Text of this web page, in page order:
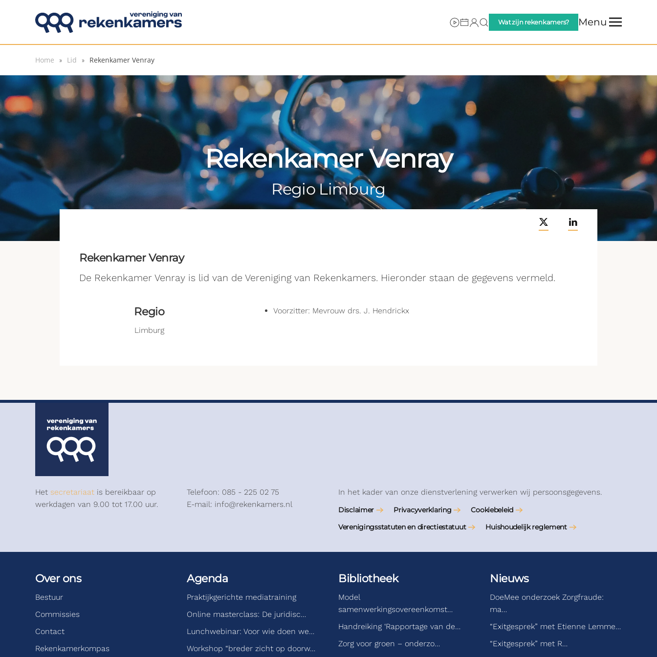
Overslaan en naar de inhoud gaan
Wat zijn rekenkamers? Menu
Home Lid Rekenkamer Venray
Rekenkamer Venray
Regio Limburg
Rekenkamer Venray
De Rekenkamer Venray is lid van de Vereniging van Rekenkamers. Hieronder staan de gegevens vermeld.
Regio
Limburg
Voorzitter: Mevrouw drs. J. Hendrickx
Het secretariaat is bereikbaar op
werkdagen van 9.00 tot 17.00 uur.
Telefoon: 085 - 225 02 75
E-mail: info@rekenkamers.nl
In het kader van onze dienstverlening verwerken wij persoonsgegevens.
Disclaimer Privacyverklaring
Cookiebeleid
Verenigingsstatuten en directiestatuut
Huishoudelijk reglement
Over ons
Bestuur
Commissies
Contact
Rekenkamerkompas
Agenda
Praktijkgerichte mediatraining
Online masterclass: De juridisc…
Lunchwebinar: Voor wie doen we…
Workshop “breder zicht op doorw…
Bibliotheek
Model
samenwerkingsovereenkomst…
Handreiking ‘Rapportage van de…
Zorg voor groen – onderzo…
Nieuws
DoeMee onderzoek Zorgfraude:
ma…
“Exitgesprek” met Etienne Lemme…
“Exitgesprek” met R…